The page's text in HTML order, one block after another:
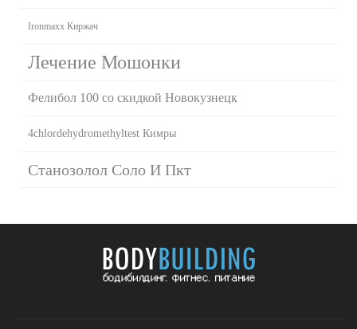
Ironmaxx Киржач
Лечение Мошонки
Фелибол 100 со скидкой Новокузнецк
4chlordehydromethyltest Кимры
Станозолол Соло И Пкт